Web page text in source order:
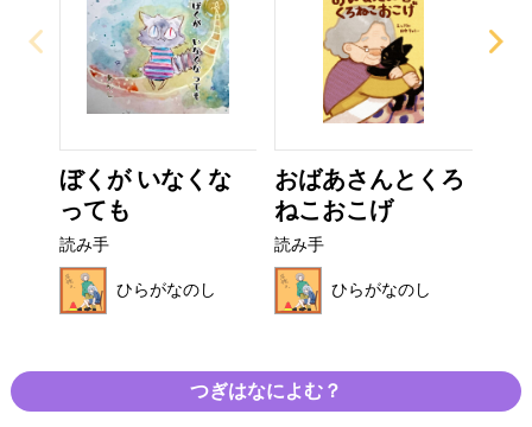
ぼくが いなくな
っても
読み手
ひらがなのし
おばあさんとくろ
ねこおこげ
読み手
ひらがなのし
つぎはなによむ？